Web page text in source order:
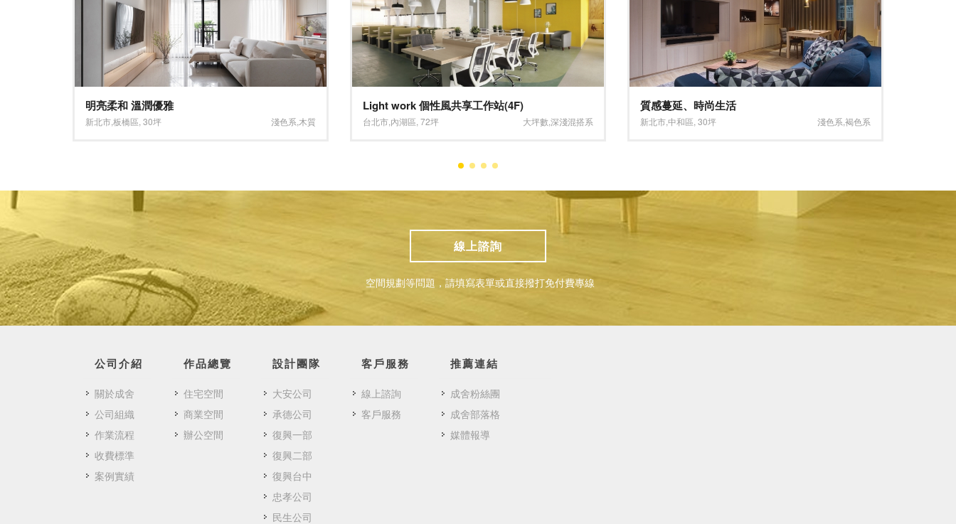
Light work 個性風共享工作站(4F)
台北市內湖區 72坪 ,深淺混搭系
質感蔓延、時尚生活
新北市 中和區 30坪 淺色系,褐色系
絕妙格局、時尚生活
台北市中正區 60坪 深色系 大坪數
線上諮詢
空間規劃等問題，請填寫表單或直接撥打免付費專線
公司介紹
關於成舍
公司組織
作業流程
收費標準
案例實績
作品總覽
住宅空間
商業空間
辦公空間
設計團隊
大安公司
承德公司
復興一部
復興二部
復興台中
忠孝公司
民生公司
客戶服務
線上諮詢
客戶服務
推薦連結
成舍粉絲團
成舍部落格
媒體報導